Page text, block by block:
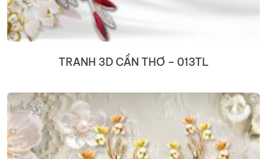
TRANH 3D CẦN THƠ – 013TL